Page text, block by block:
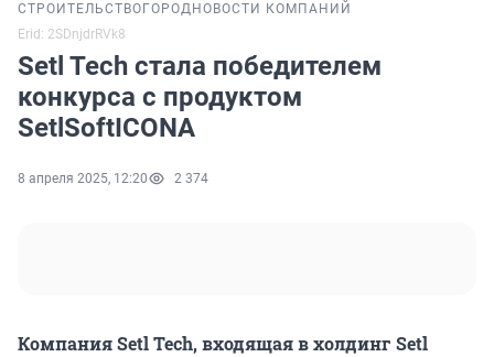
СТРОИТЕЛЬСТВО ГОРОД НОВОСТИ КОМПАНИЙ
Erid: 2SDnjdrRVk8
Setl Tech стала победителем
конкурса с продуктом
SetlSoftICONA
8 апреля 2025, 12:20 2 374
Компания Setl Tech, входящая в холдинг Setl